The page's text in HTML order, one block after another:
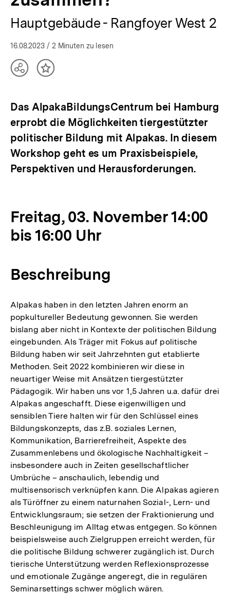
bpb.de
Hauptgebäude - Rangfoyer West 2
16.08.2023 / 2 Minuten zu lesen
TeilenInhalt
Das AlpakaBildungsCentrum bei Hamburg
erprobt die Möglichkeiten tiergestützter
politischer Bildung mit Alpakas. In diesem
Workshop geht es um Praxisbeispiele,
Perspektiven und Herausforderungen.
Freitag, 03. November 14:00
bis 16:00 Uhr
Beschreibung
Alpakas haben in den letzten Jahren enorm an
popkultureller Bedeutung gewonnen. Sie werden
bislang aber nicht in Kontexte der politischen Bildung
eingebunden. Als Träger mit Fokus auf politische
Bildung haben wir seit Jahrzehnten gut etablierte
Methoden. Seit 2022 kombinieren wir diese in
neuartiger Weise mit Ansätzen tiergestützter
Pädagogik. Wir haben uns vor 1,5 Jahren u.a. dafür drei
Alpakas angeschafft. Diese eigenwilligen und
sensiblen Tiere halten wir für den Schlüssel eines
Bildungskonzepts, das z.B. soziales Lernen,
Kommunikation, Barrierefreiheit, Aspekte des
Zusammenlebens und ökologische Nachhaltigkeit –
insbesondere auch in Zeiten gesellschaftlicher
Umbrüche – anschaulich, lebendig und
multisensorisch verknüpfen kann. Die Alpakas agieren
als Türöffner zu einem naturnahen Sozial-, Lern- und
Entwicklungsraum; sie setzen der Fraktionierung und
Beschleunigung im Alltag etwas entgegen. So können
beispielsweise auch Zielgruppen erreicht werden, für
die politische Bildung schwerer zugänglich ist. Durch
tierische Unterstützung werden Reflexionsprozesse
und emotionale Zugänge angeregt, die in regulären
Seminarsettings schwer möglich wären.